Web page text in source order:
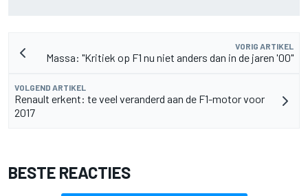
VORIG ARTIKEL
Massa: "Kritiek op F1 nu niet anders dan in de jaren '00"
VOLGEND ARTIKEL
Renault erkent: te veel veranderd aan de F1-motor voor
2017
BESTE REACTIES